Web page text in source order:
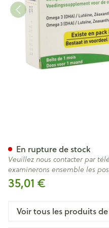
35,01 €
En rupture de stock
Veuillez nous contacter par
examinerons ensemble les
Voir tous les produits